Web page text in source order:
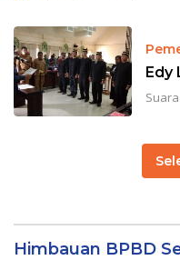
Edy
Himbauan BPBD